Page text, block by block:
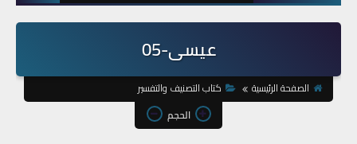
عيسى-05
الصفحة الرئيسية
كتاب التصنيف والتفسير
الحجم